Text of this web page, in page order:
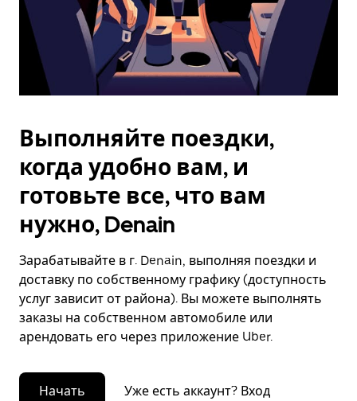
Выполняйте поездки,
когда удобно вам, и
готовьте все, что вам
нужно, Denain
Зарабатывайте в г. Denain, выполняя поездки и
доставку по собственному графику (доступность
услуг зависит от района). Вы можете выполнять
заказы на собственном автомобиле или
арендовать его через приложение Uber.
Начать Уже есть аккаунт? Вход